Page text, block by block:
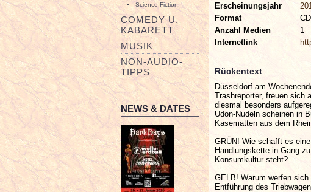
Science-Fiction
COMEDY U.
KABARETT
MUSIK
NON-AUDIO-
TIPPS
NEWS & DATES
Erscheinungsjahr
Format
CD
Anzahl Medien
1
Internetlink
Rückentext
Düsseldorf am
Trashreporter, freuen sich
diesmal besonders
Udon-Nudeln scheinen in
Kasematten aus dem
GRÜN! Wie schafft es
Handlungskette in Gang
Konsumkultur steht?
GELB! Warum werfen
Entführung des